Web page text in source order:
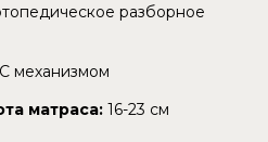
разборное
С механизмом
матраса: 16-23 см